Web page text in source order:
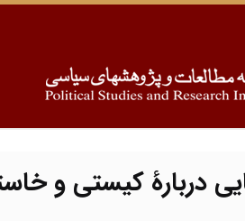
دربارۀ کیستی و